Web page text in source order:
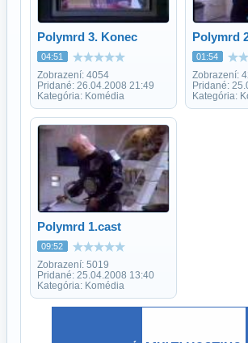
Polymrd 3. Konec
04:51
Zobrazení: 4054
Pridané: 26.04.2008 21:49
Kategória: Komédia
Polymrd
01:54
Zobrazení:
Pridané:
Kategória:
Polymrd 1.cast
09:52
Zobrazení: 5019
Pridané: 25.04.2008 13:40
Kategória: Komédia